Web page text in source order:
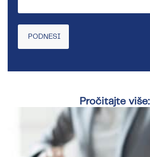
Pročitajte više: